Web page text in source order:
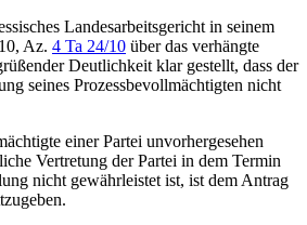
Landesarbeitsgericht in seinem
Az. 4 Ta 24/10 über das verhängte
Deutlichkeit klar gestellt, dass der
seines Prozessbevollmächtigten nicht
einer Partei unvorhergesehen
Vertretung der Partei in dem Termin
nicht gewährleistet ist, ist dem Antrag